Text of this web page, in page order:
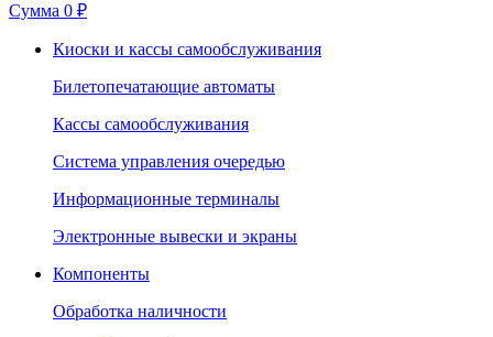
Сумма 0 ₽
Киоски и кассы самообслуживания
Билетопечатающие автоматы
Кассы самообслуживания
Система управления очередью
Информационные терминалы
Электронные вывески и экраны
Компоненты
Обработка наличности